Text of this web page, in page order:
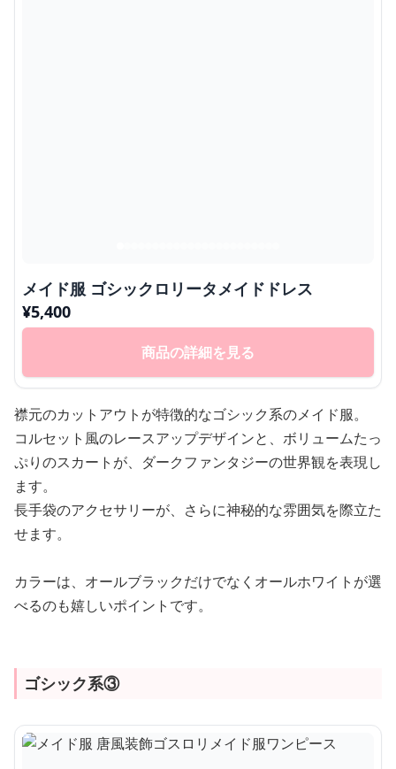
メイド服 ゴシックロリータメイドドレス
¥5,400
商品の詳細を見る
襟元のカットアウトが特徴的なゴシック系のメイド服。
コルセット風のレースアップデザインと、ボリュームたっ
ぷりのスカートが、ダークファンタジーの世界観を表現し
ます。
長手袋のアクセサリーが、さらに神秘的な雰囲気を際立た
せます。
カラーは、オールブラックだけでなくオールホワイトが選
べるのも嬉しいポイントです。
ゴシック系③